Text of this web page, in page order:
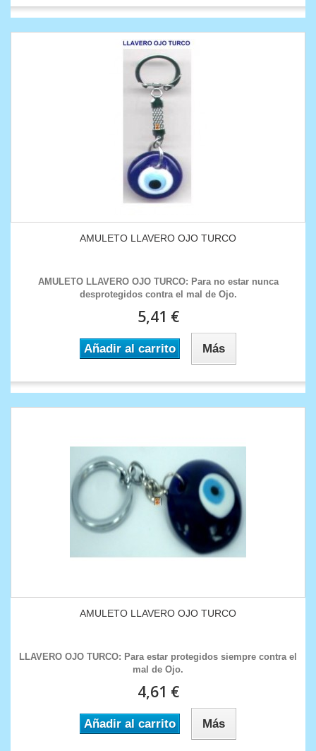
AMULETO LLAVERO OJO TURCO
AMULETO LLAVERO OJO TURCO: Para no estar nunca
desprotegidos contra el mal de Ojo.
5,41 €
Añadir al carrito Más
AMULETO LLAVERO OJO TURCO
LLAVERO OJO TURCO : Para estar protegidos siempre contra el
mal de Ojo.
4,61 €
Añadir al carrito Más